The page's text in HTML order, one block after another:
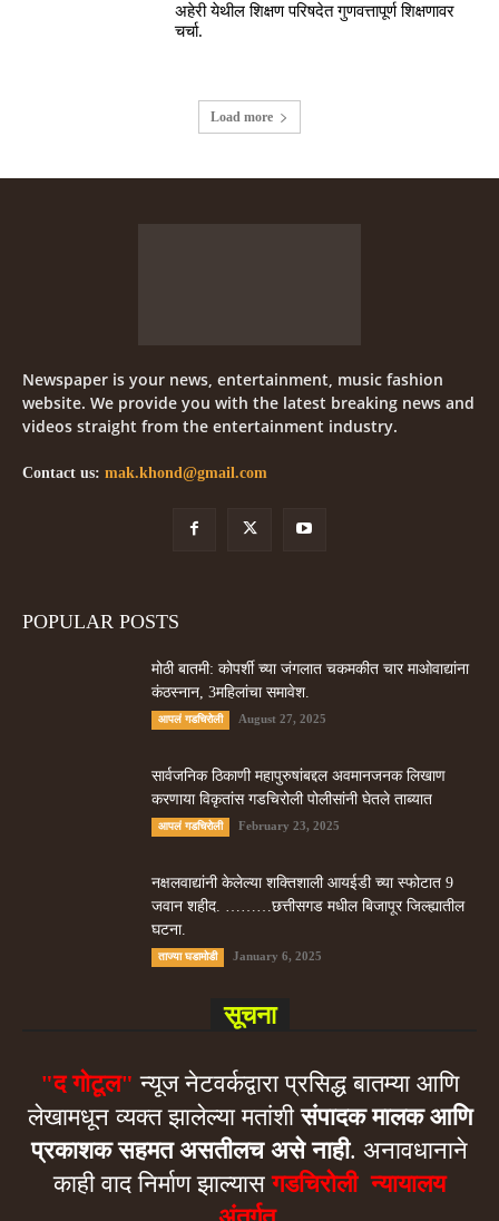
अहेरी येथील शिक्षण परिषदेत गुणवत्तापूर्ण शिक्षणावर
चर्चा.
Load more
Newspaper is your news, entertainment, music fashion
website. We provide you with the latest breaking news and
videos straight from the entertainment industry.
Contact us: mak.khond@gmail.com
POPULAR POSTS
मोठी बातमी: कोपर्शी च्या जंगलात चकमकीत चार माओवाद्यांना
कंठस्नान, 3महिलांचा समावेश.
आपलं गडचिरोली August 27, 2025
सार्वजनिक ठिकाणी महापुरुषांबद्दल अवमानजनक लिखाण
करणा­या विकृतांस गडचिरोली पोलीसांनी घेतले ताब्यात
आपलं गडचिरोली February 23, 2025
नक्षलवाद्यांनी केलेल्या शक्तिशाली आयईडी च्या स्फोटात 9
जवान शहीद. ………छत्तीसगड मधील बिजापूर जिल्ह्यातील
घटना.
ताज्या घडामोडी January 6, 2025
सूचना
"द गोटूल" न्यूज नेटवर्कद्वारा प्रसिद्ध बातम्या आणि
लेखामधून व्यक्त झालेल्या मतांशीसंपादक मालक आणि
प्रकाशक सहमत असतीलच असे नाही. अनावधानाने
काही वाद निर्माण झाल्यास गडचिरोली न्यायालय